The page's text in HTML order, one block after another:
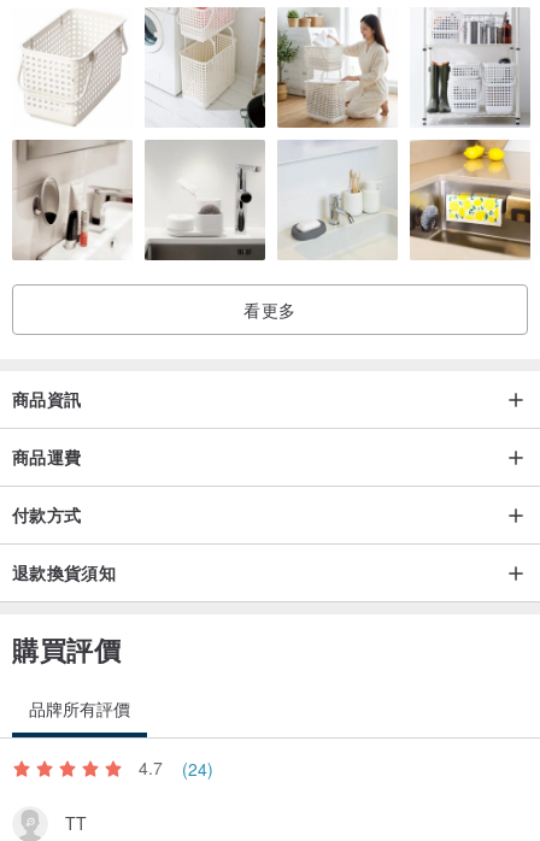
看更多
商品資訊
商品運費
付款方式
退款換貨須知
購買評價
品牌所有評價
4.7 (24)
TT